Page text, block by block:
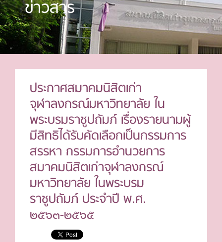
ข่าวสาร
ประกาศสมาคมนิสิตเก่า
จุฬาลงกรณ์มหาวิทยาลัย ใน
พระบรมราชูปถัมภ์ เรื่องรายนามผู้
มีสิทธิได้รับคัดเลือกเป็นกรรมการ
สรรหา กรรมการอำนวยการ
สมาคมนิสิตเก่าจุฬาลงกรณ์
มหาวิทยาลัย ในพระบรม
ราชูปถัมภ์ ประจำปี พ.ศ.
๒๕๖๓-๒๕๖๕